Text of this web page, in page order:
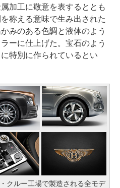
加工に敬意を表するととも
称える意味で生み出された
みのある色調と液体のよう
ーに仕上げた。宝石のよう
特別に作られているとい
クルー工場で製造される全モデ